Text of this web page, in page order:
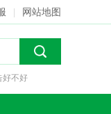
网站地图
好不好